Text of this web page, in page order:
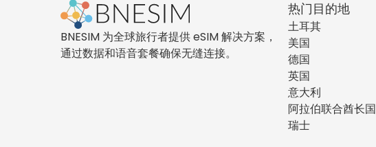
BNESIM 为全球旅行者提供 eSIM 解决方案，
通过数据和语音套餐确保无缝连接。
热门目的地
土耳其
美国
德国
英国
意大利
阿拉伯联合酋长国
瑞士